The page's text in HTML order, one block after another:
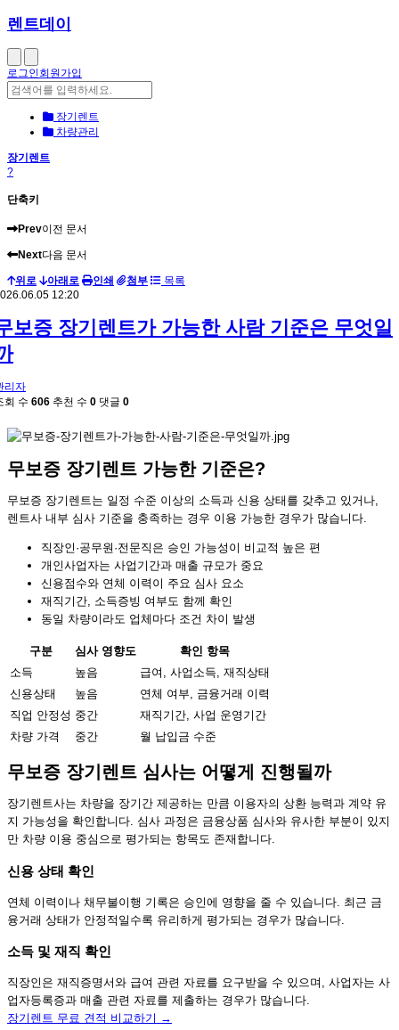
렌트데이
로그인회원가입
장기렌트
차량관리
장기렌트
?
단축키
Prev이전 문서
Next다음 문서
위로 아래로 인쇄 첨부
목록
12:20
보증 장기렌트가 가능한 사람 기준은 무엇일
리자
회 수 606 추천 수 0 댓글 0
무보증 장기렌트 가능한 기준은?
무보증 장기렌트는 일정 수준 이상의 소득과 신용 상태를 갖추고 있거나,
렌트사 내부 심사 기준을 충족하는 경우 이용 가능한 경우가 많습니다.
직장인·공무원·전문직은 승인 가능성이 비교적 높은 편
개인사업자는 사업기간과 매출 규모가 중요
신용점수와 연체 이력이 주요 심사 요소
재직기간, 소득증빙 여부도 함께 확인
동일 차량이라도 업체마다 조건 차이 발생
구분 심사 영향도
확인 항목
소득
높음
급여, 사업소득, 재직상태
신용상태
높음
연체 여부, 금융거래 이력
직업 안정성 중간
재직기간, 사업 운영기간
차량 가격
중간 월 납입금 수준
무보증 장기렌트 심사는 어떻게 진행될까
장기렌트사는 차량을 장기간 제공하는 만큼 이용자의 상환 능력과 계약 유
지 가능성을 확인합니다. 심사 과정은 금융상품 심사와 유사한 부분이 있지
만 차량 이용 중심으로 평가되는 항목도 존재합니다.
신용 상태 확인
연체 이력이나 채무불이행 기록은 승인에 영향을 줄 수 있습니다. 최근 금
융거래 상태가 안정적일수록 유리하게 평가되는 경우가 많습니다.
소득 및 재직 확인
직장인은 재직증명서와 급여 관련 자료를 요구받을 수 있으며, 사업자는 사
업자등록증과 매출 관련 자료를 제출하는 경우가 많습니다.
장기렌트 무료 견적 비교하기 →